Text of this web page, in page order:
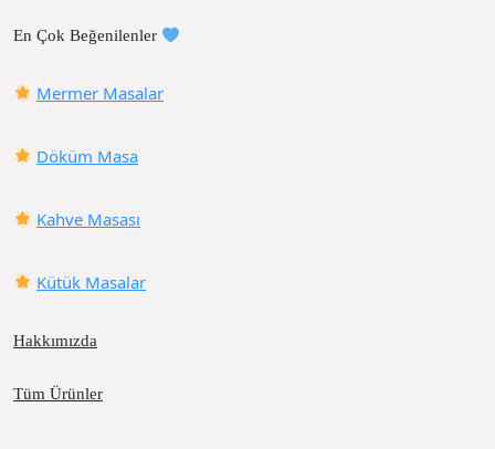
En Çok Beğenilenler
Mermer Masalar
Döküm Masa
Kahve Masası
Kütük Masalar
Hakkımızda
Tüm Ürünler